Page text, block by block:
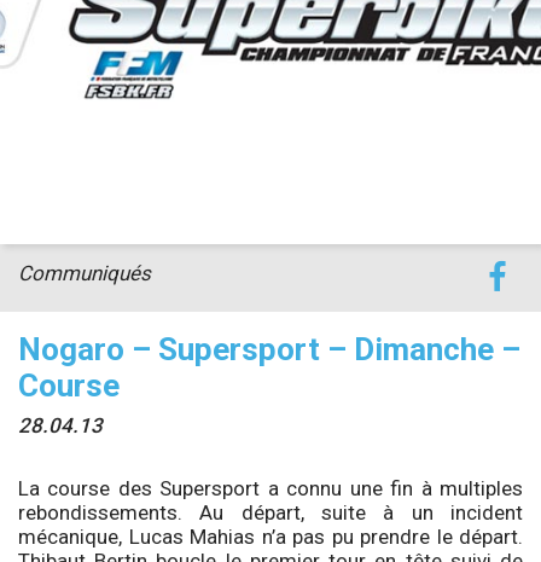
Nogaro – Supersport – Dimanche –
Course
28.04.13
Communiqués
La course des Supersport a connu une fin à multiples
rebondissements. Au départ, suite à un incident
mécanique, Lucas Mahias n’a pas pu prendre le départ.